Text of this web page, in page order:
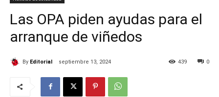
Las OPA piden ayudas para el
arranque de viñedos
By Editorial septiembre 13, 2024 0
439